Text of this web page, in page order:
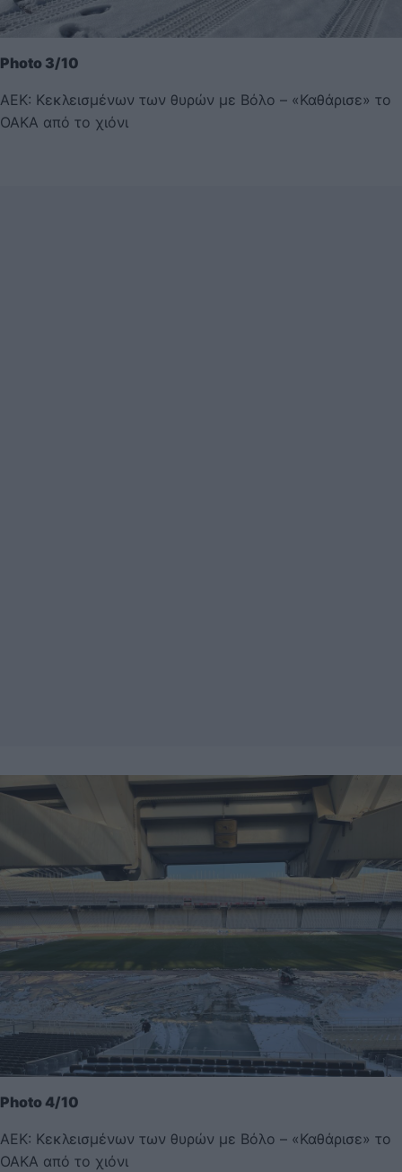
Photo 3/10
ΑΕΚ: Κεκλεισμένων των θυρών με Βόλο – «Καθάρισε» το
ΟΑΚΑ από το χιόνι
Photo 4/10
ΑΕΚ: Κεκλεισμένων των θυρών με Βόλο – «Καθάρισε» το
ΟΑΚΑ από το χιόνι